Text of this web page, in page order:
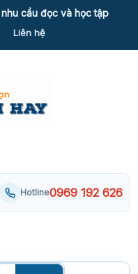
cầu đọc và học tập
Liên hệ
Hotline0969 192 626